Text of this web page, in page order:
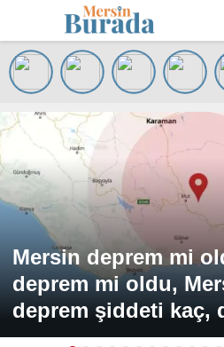
Mersin deprem mi
deprem mi oldu,
deprem şiddeti kaç,
neresi?